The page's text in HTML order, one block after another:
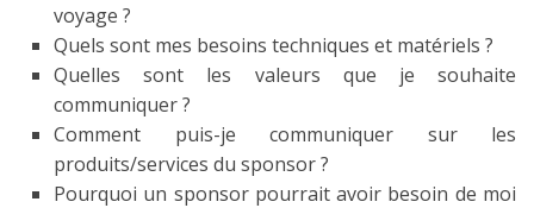
voyage ?
Quels sont mes besoins techniques et matériels ?
Quelles sont les valeurs que je souhaite
communiquer ?
Comment puis-je communiquer sur les
produits/services du sponsor ?
Pourquoi un sponsor pourrait avoir besoin de moi